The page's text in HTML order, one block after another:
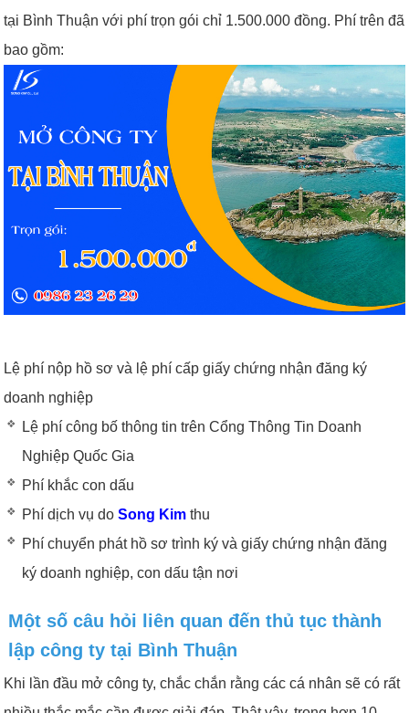
tại Bình Thuận với phí trọn gói chỉ 1.500.000 đồng. Phí trên đã
bao gồm:
Lệ phí nộp hồ sơ và lệ phí cấp giấy chứng nhận đăng ký
doanh nghiệp
Lệ phí công bố thông tin trên Cổng Thông Tin Doanh
Nghiệp Quốc Gia
Phí khắc con dấu
Phí dịch vụ doSong Kim thu
Phí chuyển phát hồ sơ trình ký và giấy chứng nhận đăng
ký doanh nghiệp, con dấu tận nơi
Một số câu hỏi liên quan đến thủ tục thành
lập công ty tại Bình Thuận
Khi lần đầu mở công ty, chắc chắn rằng các cá nhân sẽ có rất